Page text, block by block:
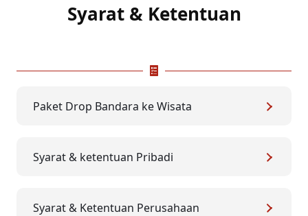
Syarat & Ketentuan
Paket Drop Bandara ke Wisata
Syarat & ketentuan Pribadi
Syarat & Ketentuan Perusahaan